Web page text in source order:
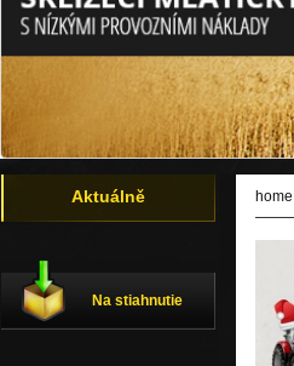
home
Aktuálně
Na stiahnutie